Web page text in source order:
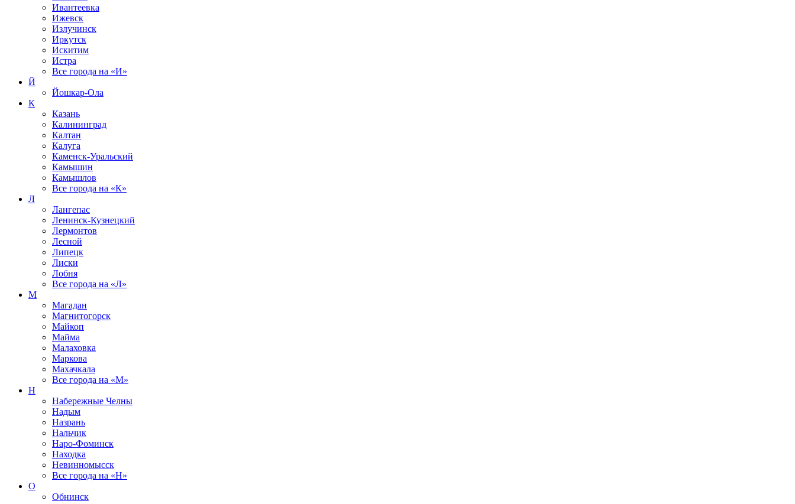
Ивантеевка
Ижевск
Излучинск
Иркутск
Искитим
Истра
Все города на «И»
Й
Йошкар-Ола
К
Казань
Калининград
Калтан
Калуга
Каменск-Уральский
Камышин
Камышлов
Все города на «К»
Л
Лангепас
Ленинск-Кузнецкий
Лермонтов
Лесной
Липецк
Лиски
Лобня
Все города на «Л»
М
Магадан
Магнитогорск
Майкоп
Майма
Малаховка
Маркова
Махачкала
Все города на «М»
Н
Набережные Челны
Надым
Назрань
Нальчик
Наро-Фоминск
Находка
Невинномысск
Все города на «Н»
О
Обнинск